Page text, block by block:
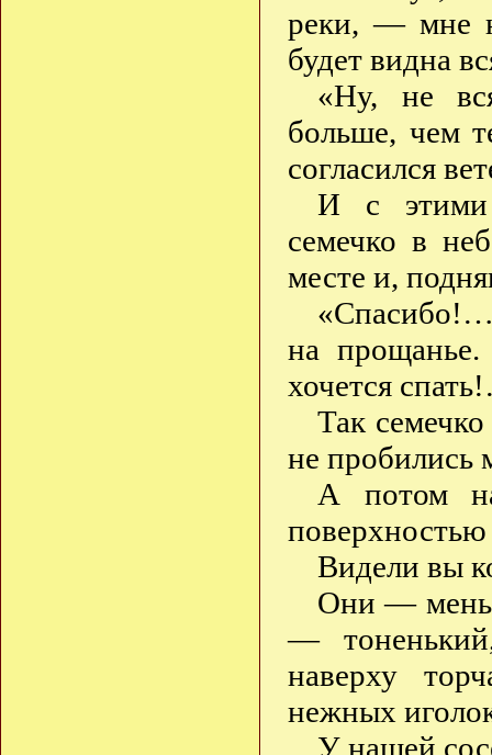
реки, — мне
будет видна
«Ну, не
больше, чем
согласился
И с этими
семечко в
месте и,
на
хочется
Так
не пробились
А потом
поверхностью
Видели вы
Они —
—
наверху
нежных
У нашей